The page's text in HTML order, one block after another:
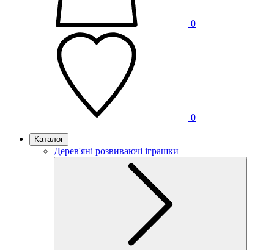
0
0
Каталог
Дерев'яні розвиваючі іграшки